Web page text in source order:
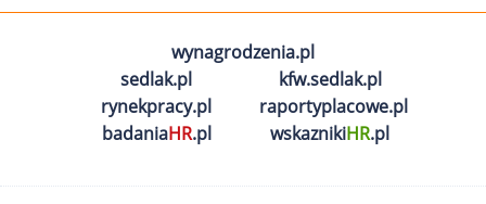
wynagrodzenia.pl
sedlak.pl
kfw.sedlak.pl
rynekpracy.pl
raportyplacowe.pl
badaniaHR.pl wskaznikiHR.pl